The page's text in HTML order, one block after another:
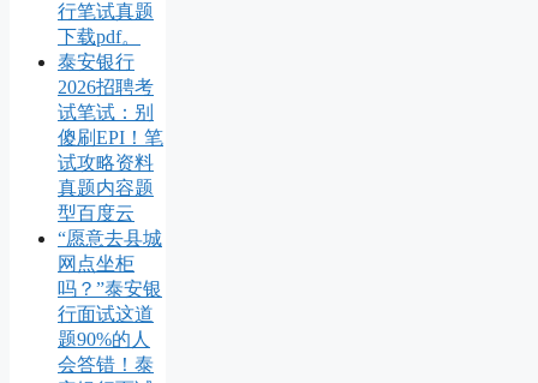
行笔试真题
下载pdf。
泰安银行
2026招聘考
试笔试：别
傻刷EPI！笔
试攻略资料
真题内容题
型百度云
“愿意去县城
网点坐柜
吗？”泰安银
行面试这道
题90%的人
会答错！泰